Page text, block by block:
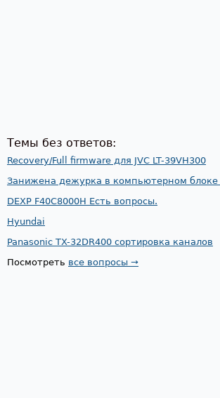
Темы без ответов:
Recovery/Full firmware для JVC LT-39VH300
Занижена дежурка в компьютерном блоке
DEXP F40C8000H Есть вопросы.
Hyundai
Panasonic TX-32DR400 сортировка каналов
Посмотреть все вопросы →